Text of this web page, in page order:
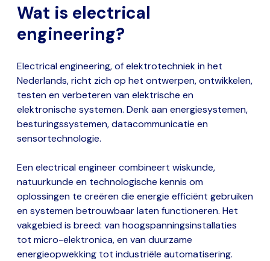
Wat is electrical
engineering?
Electrical engineering, of elektrotechniek in het
Nederlands, richt zich op het ontwerpen, ontwikkelen,
testen en verbeteren van elektrische en
elektronische systemen. Denk aan energiesystemen,
besturingssystemen, datacommunicatie en
sensortechnologie.
Een electrical engineer combineert wiskunde,
natuurkunde en technologische kennis om
oplossingen te creëren die energie efficiënt gebruiken
en systemen betrouwbaar laten functioneren. Het
vakgebied is breed: van hoogspanningsinstallaties
tot micro-elektronica, en van duurzame
energieopwekking tot industriële automatisering.